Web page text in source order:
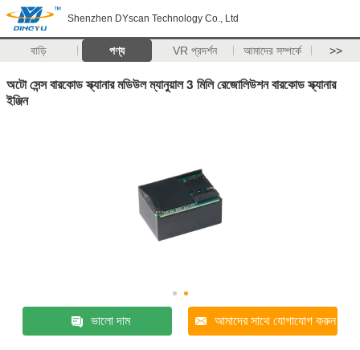
Shenzhen DYscan Technology Co., Ltd
বাড়ি পণ্য VR প্রদর্শন আমাদের সম্পর্কে >>
অটো সেন্স বারকোড স্ক্যানার মডিউল ম্যানুয়াল 3 মিলি রেজোলিউশন বারকোড স্ক্যানার
ইঞ্জিন
ভালো দাম আমাদের সাথে যোগাযোগ করুন